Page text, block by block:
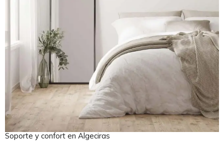
Soporte y confort en Algeciras